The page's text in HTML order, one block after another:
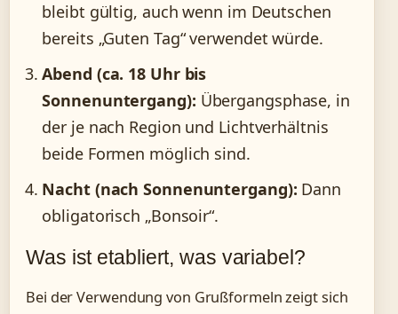
bleibt gültig, auch wenn im Deutschen
bereits „Guten Tag“ verwendet würde.
Abend (ca. 18 Uhr bis
Sonnenuntergang): Übergangsphase, in
der je nach Region und Lichtverhältnis
beide Formen möglich sind.
Nacht (nach Sonnenuntergang): Dann
obligatorisch „Bonsoir“.
Was ist etabliert, was variabel?
Bei der Verwendung von Grußformeln zeigt sich